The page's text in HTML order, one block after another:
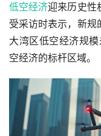
低空经济迎来历史性
受采访时表示，新规
大湾区低空经济规
空经济的标杆区域。